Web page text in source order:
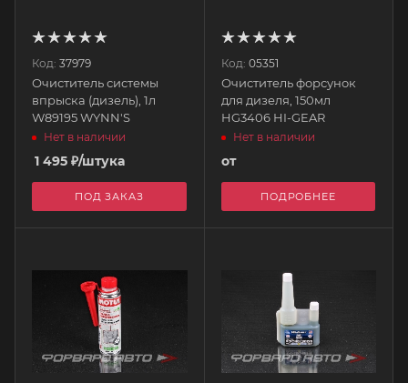
Код: 37979
Очиститель системы
впрыска (дизель), 1л
W89195 WYNN'S
Нет в наличии
1 495 ₽/штука
ПОД ЗАКАЗ
Код: 05351
Очиститель форсунок
для дизеля, 150мл
HG3406 HI-GEAR
Нет в наличии
от
ПОДРОБНЕЕ